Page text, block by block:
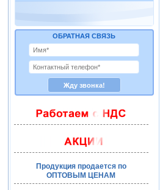
ОБРАТНАЯ СВЯЗЬ
Продукция продается по
ОПТОВЫМ ЦЕНАМ